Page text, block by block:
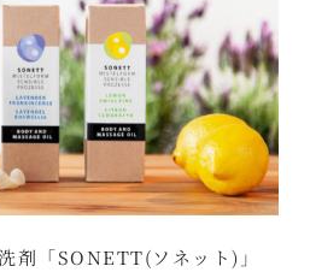
剤「SONETT(ソネット)」